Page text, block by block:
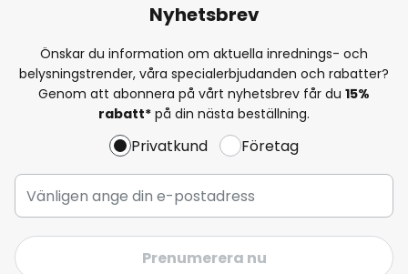
Nyhetsbrev
Önskar du information om aktuella inrednings- och
belysningstrender, våra specialerbjudanden och rabatter?
Genom att abonnera på vårt nyhetsbrev får du 15%
rabatt* på din nästa beställning.
Privatkund Företag
Prenumerera nu